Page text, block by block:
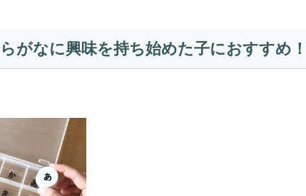
らがなに興味を持ち始めた子におすすめ